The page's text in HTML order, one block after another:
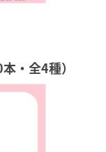
・全4種）